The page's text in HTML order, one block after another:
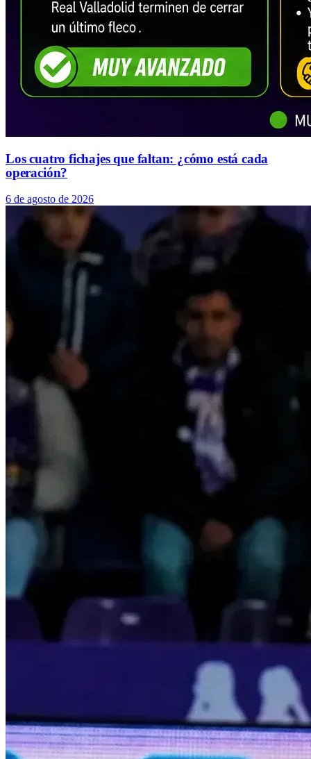
Los cuatro fichajes que faltan: ¿cómo está cada
operación?
6 de agosto de 2026